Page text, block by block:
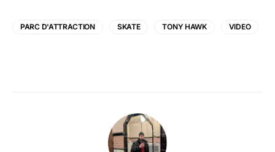
PARC D'ATTRACTION SKATE TONY HAWK VIDEO